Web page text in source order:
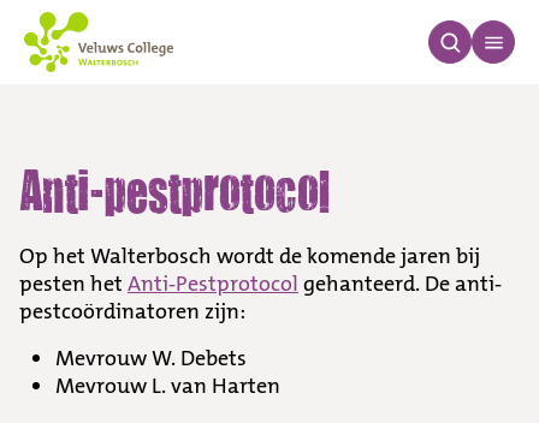
Anti-pestprotocol
Anti-pestprotocol
Op het Walterbosch wordt de komende jaren bij
pesten het Anti-Pestprotocol gehanteerd. De anti-
pestcoördinatoren zijn:
Mevrouw W. Debets
Mevrouw L. van Harten